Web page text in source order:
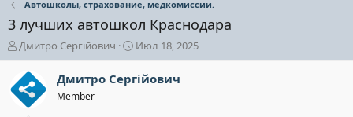
Автошколы, страхование, медкомиссии.
3 лучших автошкол Краснодара
А
в
т
о
р
Дмитро Сергійович
Д
а
т
а
Июл 18, 2025
Дмитро Сергійович
Member